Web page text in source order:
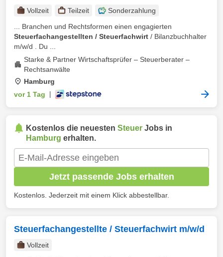
Vollzeit Teilzeit
Sonderzahlung
... Branchen und Rechtsformen einen engagierten
Steuerfachangestellten / Steuerfachwirt / Bilanzbuchhalter
m/w/d . Du ...
Starke & Partner Wirtschaftsprüfer – Steuerberater –
Rechtsanwälte
Hamburg
vor 1 Tag
Kostenlos die neuesten Steuer Jobs in
Hamburg erhalten.
Jetzt passende Jobs erhalten
Kostenlos. Jederzeit mit einem Klick abbestellbar.
Steuerfachangestellte / Steuerfachwirt m/w/d
Vollzeit